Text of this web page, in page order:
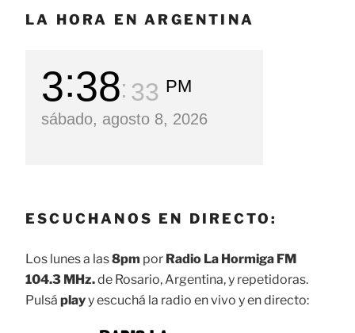
LA HORA EN ARGENTINA
3 38 35 PM
sábado, agosto 8, 2026
ESCUCHANOS EN DIRECTO:
Los lunes a las8pm por Radio La Hormiga FM
104.3 MHz.de Rosario, Argentina, y repetidoras.
Pulsá playy escuchá la radio en vivo y en directo: